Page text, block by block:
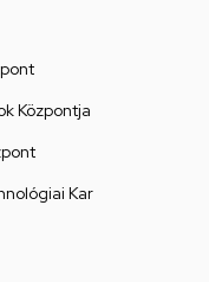
Központja
Kar